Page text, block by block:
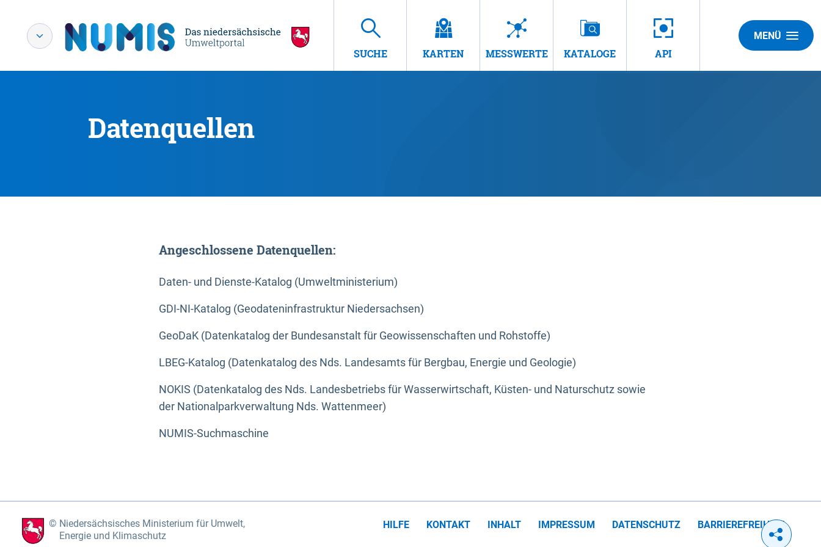
SUCHE KARTEN MESSWERTE KATALOGE API
MENÜ
Datenquellen
Angeschlossene Datenquellen:
Daten- und Dienste-Katalog (Umweltministerium)
GDI-NI-Katalog (Geodateninfrastruktur Niedersachsen)
GeoDaK (Datenkatalog der Bundesanstalt für Geowissenschaften und Rohstoffe)
LBEG-Katalog (Datenkatalog des Nds. Landesamts für Bergbau, Energie und Geologie)
NOKIS (Datenkatalog des Nds. Landesbetriebs für Wasserwirtschaft, Küsten- und Naturschutz sowie
der Nationalparkverwaltung Nds. Wattenmeer)
NUMIS-Suchmaschine
Niedersächsisches Ministerium für Umwelt,
Energie und Klimaschutz
HILFE KONTAKT INHALT IMPRESSUM DATENSCHUTZ BARRIEREFREIHEIT